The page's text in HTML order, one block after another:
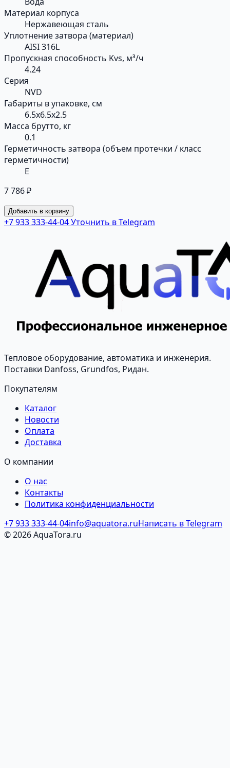
Материал корпуса
Нержавеющая сталь
Уплотнение затвора (материал)
AISI 316L
Пропускная способность Kvs, м³/ч
4.24
Серия
NVD
Габариты в упаковке, см
6.5x6.5x2.5
Масса брутто, кг
0.1
Герметичность затвора (объем протечки / класс
герметичности)
E
7 786 ₽
Добавить в корзину
+7 933 333-44-04Уточнить в Telegram
Тепловое оборудование, автоматика и инженерия.
Поставки Danfoss, Grundfos, Ридан.
Покупателям
Каталог
Новости
Оплата
Доставка
О компании
О нас
Контакты
Политика конфиденциальности
+7 933 333-44-04info@aquatora.ruНаписать в Telegram
© 2026 AquaTora.ru